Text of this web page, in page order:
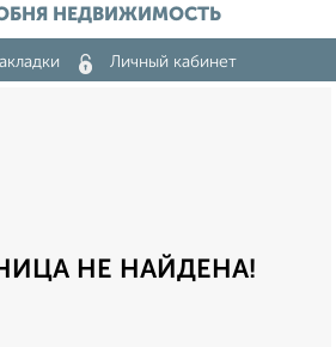
НЕДВИЖИМОСТЬ
Личный кабинет
НЕ НАЙДЕНА!